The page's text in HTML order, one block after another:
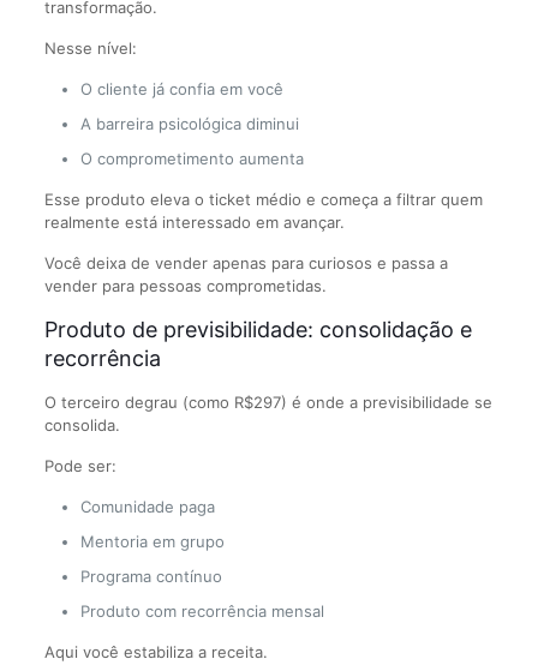
transformação.
Nesse nível:
O cliente já confia em você
A barreira psicológica diminui
O comprometimento aumenta
Esse produto eleva o ticket médio e começa a filtrar quem
realmente está interessado em avançar.
Você deixa de vender apenas para curiosos e passa a
vender para pessoas comprometidas.
Produto de previsibilidade: consolidação e
recorrência
O terceiro degrau (como R$297) é onde a previsibilidade se
consolida.
Pode ser:
Comunidade paga
Mentoria em grupo
Programa contínuo
Produto com recorrência mensal
Aqui você estabiliza a receita.